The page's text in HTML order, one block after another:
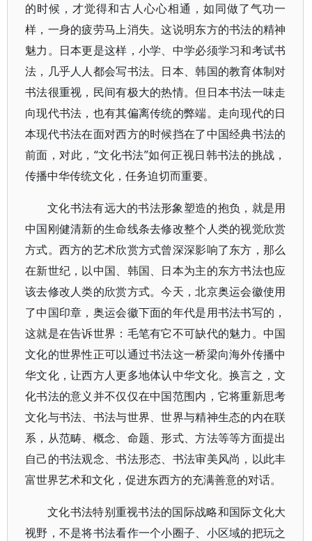
的时候，才觉得和古人心心相通，如同做了气功一
样，一身的疲劳马上消失。这说明东方的书法的精神
魅力。日本更是这样，小学、中学必须学习和考试书
法，几乎人人都会写书法。日本、韩国的教育体制对
书法很重视，民间有极大的热情。但日本书法一味走
向现代书法，也有其偏离传统的弊端。走向现代的日
本现代书法在面对西方的时候挡在了中国经典书法的
前面，对此，“文化书法”如何正视日韩书法的挑战，
传播中华传统文化，任务迫切而重要。
文化书法有远大的书法形象塑造的抱负，就是用
中国刚健清新的生命线条去修改整个人类的视觉欣赏
方式。西方的艺术欣赏方式曾深深影响了东方，那么
在新世纪，以中国、韩国、日本为主的东方书法也应
该去修改人类的欣赏方式。今天，北京奥运会徽使用
了中国印章，奥运会徽下面的年代是用书法书写的，
这就是在告诉世界：毛笔有它不可缺代的魅力。中国
文化的世界性正可以通过书法这一桥梁向海外传播中
华文化，让西方人更多地体认中华文化。换言之，文
化书法的意义并不仅仅在中国范围内，它将重新思考
文化与书法、书法与世界、世界与精神生态的内在联
系，从范畴、概念、命题、形式、方法等等方面提出
自己的书法观念、书法形态、书法审美风尚，以此丰
富世界艺术和文化，促进东西方的充满善意的对话。
文化书法特别重视书法的国际战略和国际文化大
视野，不是将书法看作一个小圈子、小区域的把玩之